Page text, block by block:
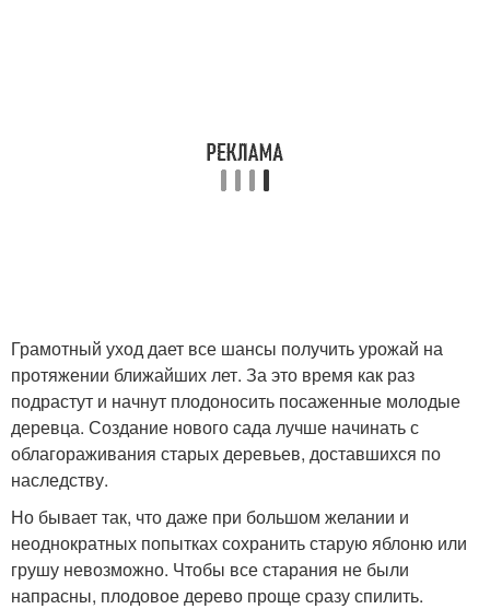
Грамотный уход дает все шансы получить урожай на
протяжении ближайших лет. За это время как раз
подрастут и начнут плодоносить посаженные молодые
деревца. Создание нового сада лучше начинать с
облагораживания старых деревьев, доставшихся по
наследству.
Но бывает так, что даже при большом желании и
неоднократных попытках сохранить старую яблоню или
грушу невозможно. Чтобы все старания не были
напрасны, плодовое дерево проще сразу спилить.